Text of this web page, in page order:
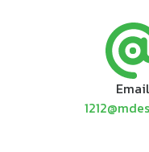
Email